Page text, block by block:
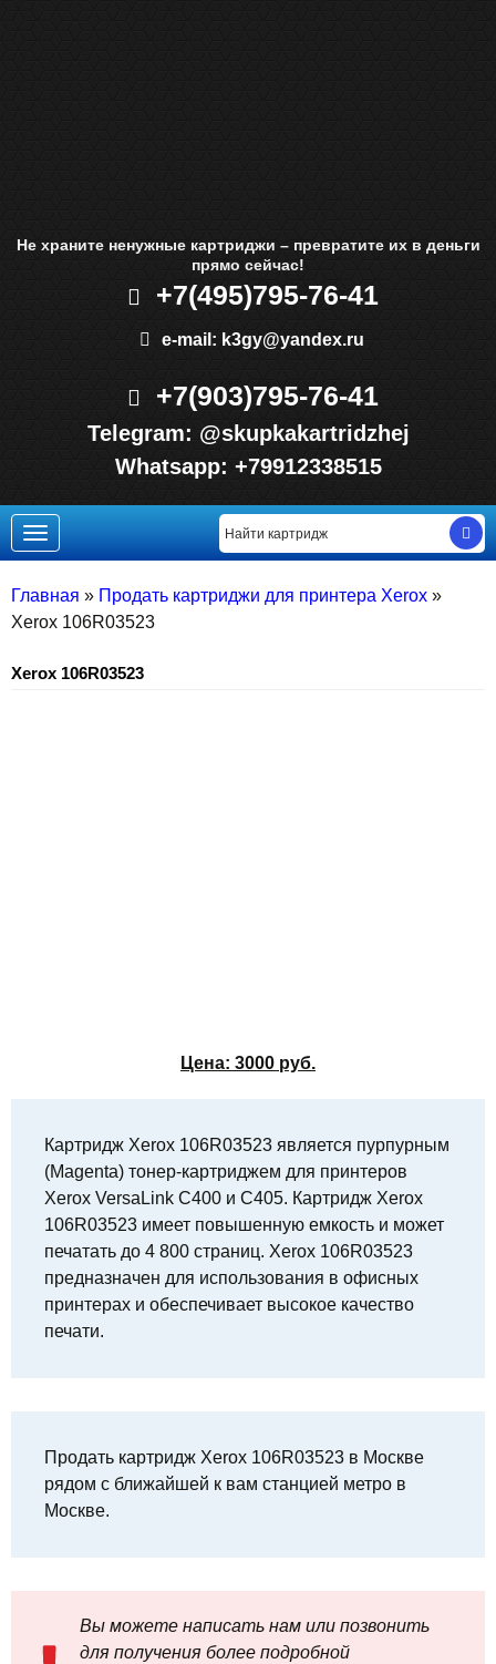
Не храните ненужные картриджи – превратите их в деньги
прямо сейчас!
+7(495)795-76-41
e-mail: k3gy@yandex.ru
+7(903)795-76-41
Telegram: @skupkakartridzhej
Whatsapp: +79912338515
Toggle
navigation
Главная » Продать картриджи для принтера Xerox »
Xerox 106R03523
Xerox 106R03523
Цена: 3000 руб.
Картридж Xerox 106R03523 является пурпурным
(Magenta) тонер-картриджем для принтеров
Xerox VersaLink C400 и C405. Картридж Xerox
106R03523 имеет повышенную емкость и может
печатать до 4 800 страниц. Xerox 106R03523
предназначен для использования в офисных
принтерах и обеспечивает высокое качество
печати.
Продать картридж Xerox 106R03523 в Москве
рядом с ближайшей к вам станцией метро в
Москве.
Вы можете написать нам или позвонить
для получения более подробной